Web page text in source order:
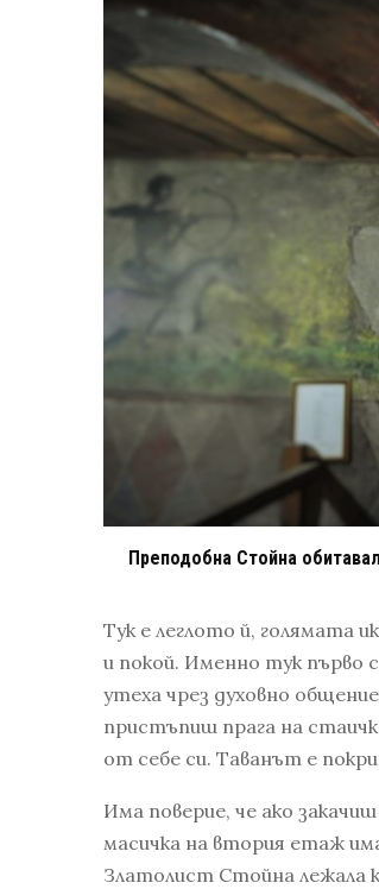
Преподобна Стойна
Тук е леглото й, голямата
и покой. Именно тук първо
утеха чрез духовно
пристъпиш прага на
от себе си. Таванът е
Има поверие, че ако
масичка на втория етаж
Златолист Стойна лежала